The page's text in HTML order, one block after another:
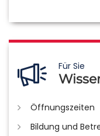
Für Sie
Öffnungszeiten
Bildung und